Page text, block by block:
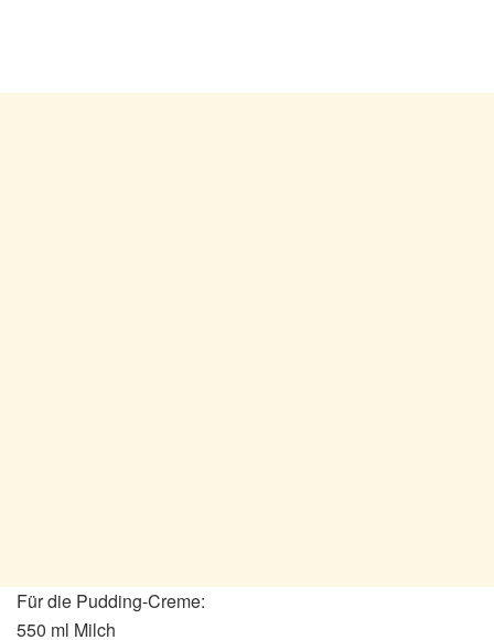
Für die Pudding-Creme:
550 ml Milch